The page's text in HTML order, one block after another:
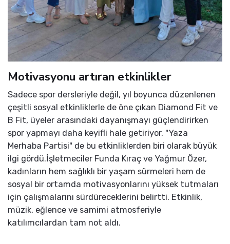
Motivasyonu artıran etkinlikler
Sadece spor dersleriyle değil, yıl boyunca düzenlenen
çeşitli sosyal etkinliklerle de öne çıkan Diamond Fit ve
B Fit, üyeler arasındaki dayanışmayı güçlendirirken
spor yapmayı daha keyifli hale getiriyor. "Yaza
Merhaba Partisi" de bu etkinliklerden biri olarak büyük
ilgi gördü.İşletmeciler Funda Kıraç ve Yağmur Özer,
kadınların hem sağlıklı bir yaşam sürmeleri hem de
sosyal bir ortamda motivasyonlarını yüksek tutmaları
için çalışmalarını sürdüreceklerini belirtti. Etkinlik,
müzik, eğlence ve samimi atmosferiyle
katılımcılardan tam not aldı.